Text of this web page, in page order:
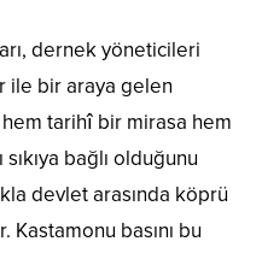
dernek yöneticileri
ile bir araya gelen
hem tarihî bir mirasa hem
bağlı olduğunu
devlet arasında köprü
basını bu